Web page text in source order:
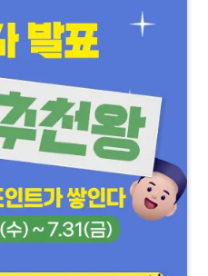
원 ~ 151,000원
할인 델리샵 추천